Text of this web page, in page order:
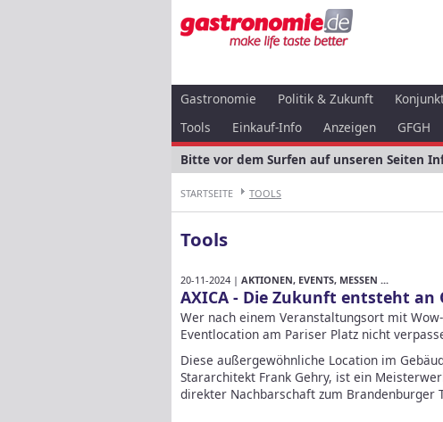
Gastronomie Politik & Zukunft
Tools
Einkauf-Info Anzeigen
GFGH
Bitte vor dem Surfen auf unseren Seiten
STARTSEITE TOOLS
Tools
20-11-2024 | AKTIONEN, EVENTS, MESSEN ...
AXICA - Die Zukunft entsteht an
Wer nach einem Veranstaltungsort mit
Eventlocation am Pariser Platz nicht
Diese außergewöhnliche Location im
Stararchitekt Frank Gehry, ist ein
direkter Nachbarschaft zum Brandenburger